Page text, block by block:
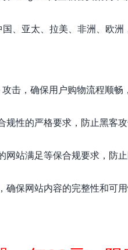
、亚太、拉美、非洲、欧洲
击，确保用户购物流程顺
规性的严格要求，防止黑客
网站满足等保合规要求，防
确保网站内容的完整性和可